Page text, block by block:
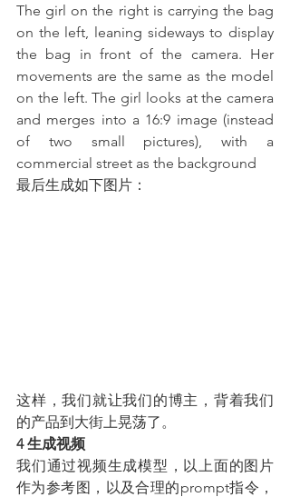
The girl on the right is carrying the bag
on the left, leaning sideways to display
the bag in front of the camera. Her
movements are the same as the model
on the left. The girl looks at the camera
and merges into a 16:9 image (instead
of two small pictures), with a
commercial street as the background
最后生成如下图片：
这样，我们就让我们的博主，背着我们
的产品到大街上晃荡了。
4 生成视频
我们通过视频生成模型，以上面的图片
作为参考图，以及合理的prompt指令，